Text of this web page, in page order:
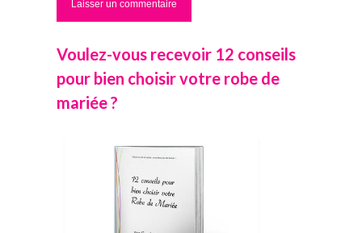
Voulez-vous recevoir 12 conseils
pour bien choisir votre robe de
mariée ?